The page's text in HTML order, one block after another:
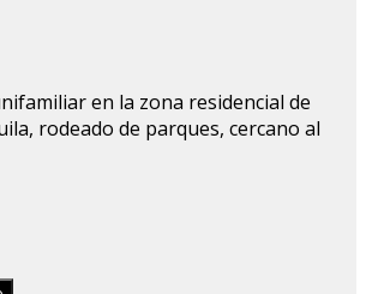
en la zona residencial de
rodeado de parques, cercano al